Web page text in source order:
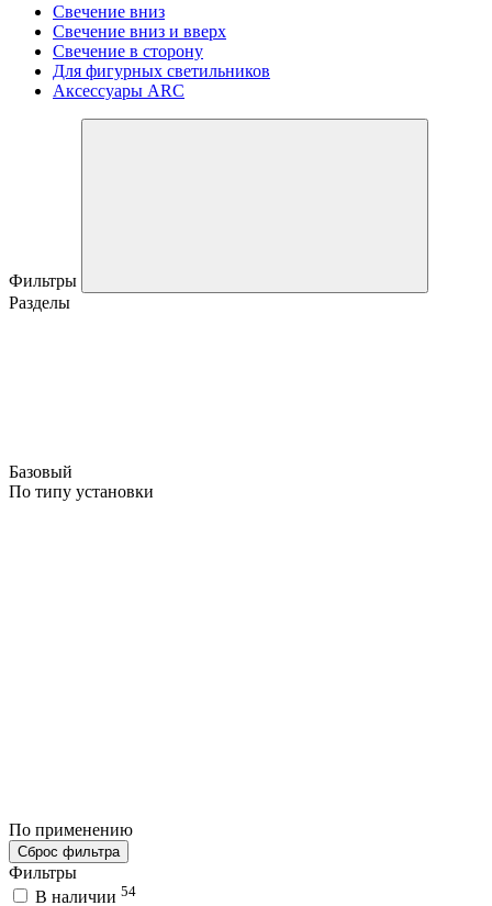
Свечение вниз
Свечение вниз и вверх
Свечение в сторону
Для фигурных светильников
Аксессуары ARC
Фильтры
Разделы
Базовый
По типу установки
По применению
Сброс фильтра
Фильтры
В наличии 54